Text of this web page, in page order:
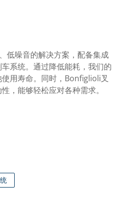
低噪音的解决方案，配备集成
系统。通过降低能耗，我们的
用寿命。同时，Bonfiglioli叉
，能够轻松应对各种需求。